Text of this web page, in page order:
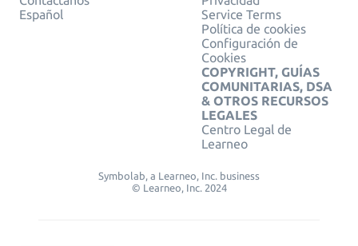
Español
Service Terms
Política de cookies
Configuración de
Cookies
COPYRIGHT, GUÍAS
COMUNITARIAS, DSA
& OTROS RECURSOS
LEGALES
Centro Legal de
Learneo
Symbolab, a Learneo, Inc. business
© Learneo, Inc. 2024